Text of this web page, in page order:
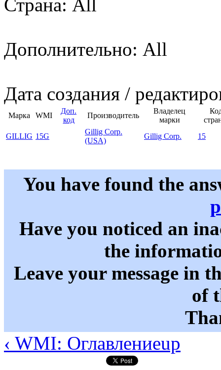
Страна: All
Дополнительно: All
Дата создания /
Марка WMI
Доп.
код
Производитель
Владелец
марки
GILLIG 15G
Gillig Corp.
(USA)
Gillig Corp. 15
You have found the
Have you noticed an
the
Leave your message in
of
‹ WMI: Оглавлениеup